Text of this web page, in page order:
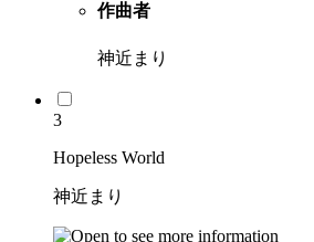
作曲者
神近まり
3
Hopeless World
神近まり